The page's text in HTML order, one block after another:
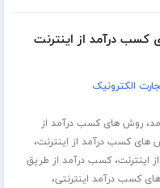
درآمد از اینترنت
الکترونیک
،روش های کسب درآمد از
های کسب درآمد از اینترنت،
اینترنت،کسب درآمد از طریق
کسب درآمد اینترنتی،